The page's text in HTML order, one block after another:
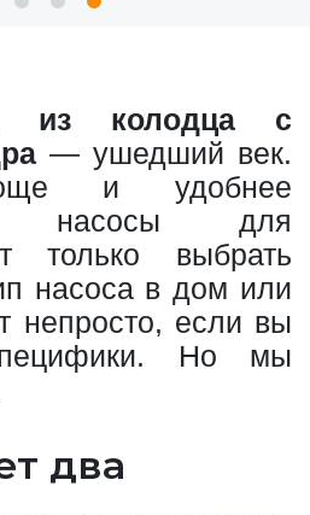
из колодца с
— ушедший век.
и удобнее
насосы для
только выбрать
насоса в дом или
непросто, если вы
Но мы
два